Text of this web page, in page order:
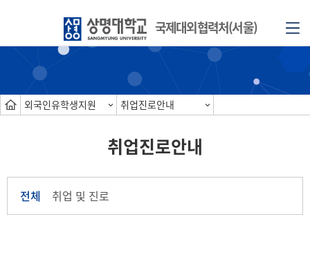
국제대외협력처(서울)
외국인유학생지원 취업진로안내
취업진로안내
전체 취업 및 진로